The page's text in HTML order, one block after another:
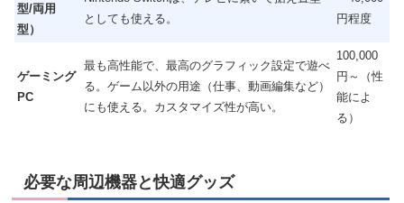
型/両用
型）
としても使える。
円程度
ゲーミング
PC
最も高性能で、最高のグラフィック設定で遊べ
る。ゲーム以外の用途（仕事、動画編集など）
にも使える。カスタマイズ性が高い。
100,000
円～（性
能によ
る）
必要な周辺機器と快適グッズ